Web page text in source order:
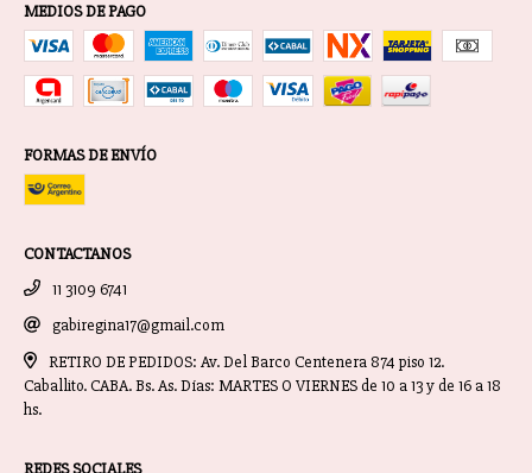
MEDIOS DE PAGO
FORMAS DE ENVÍO
CONTACTANOS
11 3109 6741
gabiregina17@gmail.com
RETIRO DE PEDIDOS: Av. Del Barco Centenera 874 piso 12.
Caballito. CABA. Bs. As. Días: MARTES O VIERNES de 10 a 13 y de 16 a 18
hs.
REDES SOCIALES